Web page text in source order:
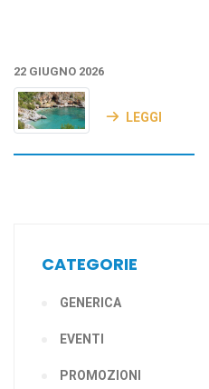
22 GIUGNO 2026
LEGGI
CATEGORIE
GENERICA
EVENTI
PROMOZIONI